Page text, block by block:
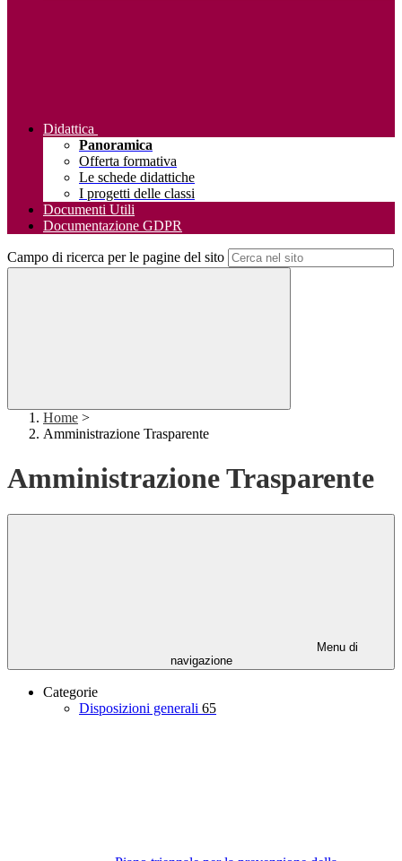
Didattica
Panoramica
Offerta formativa
Le schede didattiche
I progetti delle classi
Documenti Utili
Documentazione GDPR
Campo di ricerca per le pagine del sito
Home >
Amministrazione Trasparente
Amministrazione Trasparente
Menu di
navigazione
Categorie
Disposizioni generali 65